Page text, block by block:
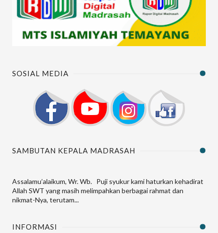
SOSIAL MEDIA
SAMBUTAN KEPALA MADRASAH
Assalamu’alaikum, Wr. Wb. Puji syukur kami haturkan kehadirat
Allah SWT yang masih melimpahkan berbagai rahmat dan
nikmat-Nya, terutam...
INFORMASI